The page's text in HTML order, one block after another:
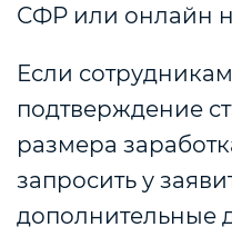
СФР или онлайн
Если
подтверждение
размера
запросить у
дополнительные